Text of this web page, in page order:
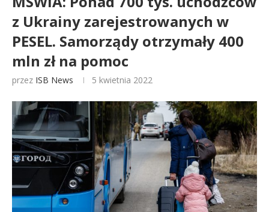
z Ukrainy zarejestrowanych w
PESEL. Samorządy otrzymały 400
mln zł na pomoc
przez ISB News 5 kwietnia 2022